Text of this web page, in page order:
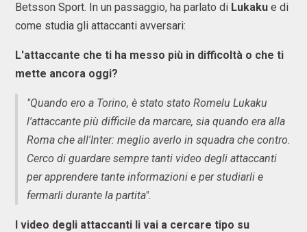
Betsson Sport. In un passaggio, ha parlato di Lukaku e di
come studia gli attaccanti avversari:
L'attaccante che ti ha messo più in difficoltà o che ti
mette ancora oggi?
"Quando ero a Torino, è stato stato Romelu Lukaku
l'attaccante più difficile da marcare, sia quando era alla
Roma che all'Inter: meglio averlo in squadra che contro.
Cerco di guardare sempre tanti video degli attaccanti
per apprendere tante informazioni e per studiarli e
fermarli durante la partita".
I video degli attaccanti li vai a cercare tipo su